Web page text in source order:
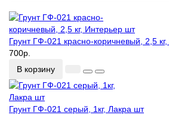
Грунт ГФ-021 красно-коричневый, 2,5
700р.
В корзину
Грунт ГФ-021 серый, 1кг, Лакра шт